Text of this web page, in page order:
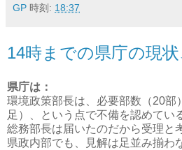
GP 時刻: 18:37
14時までの県庁の現
県庁は：
環境政策部長は、必要部数（20部
足）、という点で不備を認めてい
総務部長は届いたのだから受理と
県政内部でも、見解は足並み揃わ